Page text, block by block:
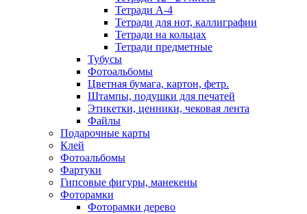
Тетради А-4
Тетради для нот, каллиграфии
Тетради на кольцах
Тетради предметные
Тубусы
Фотоальбомы
Цветная бумага, картон, фетр.
Штампы, подушки для печатей
Этикетки, ценники, чековая лента
Файлы
Подарочные карты
Клей
Фотоальбомы
Фартуки
Гипсовые фигуры, манекены
Фоторамки
Фоторамки дерево